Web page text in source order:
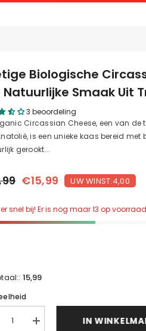
Biologische
Natuurlijke Smaak Uit
3 beoordeling
Circassian Cheese, een van de
is een unieke kaas bereid
gerookt...
€15,99 UW WINST:4,00
snel bij! Er is nog maar 13 op
15,99
Roetige
IN